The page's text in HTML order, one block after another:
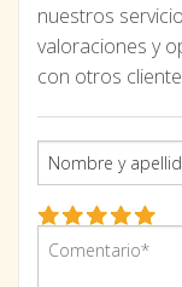
nuestros
valoraciones y
con otros